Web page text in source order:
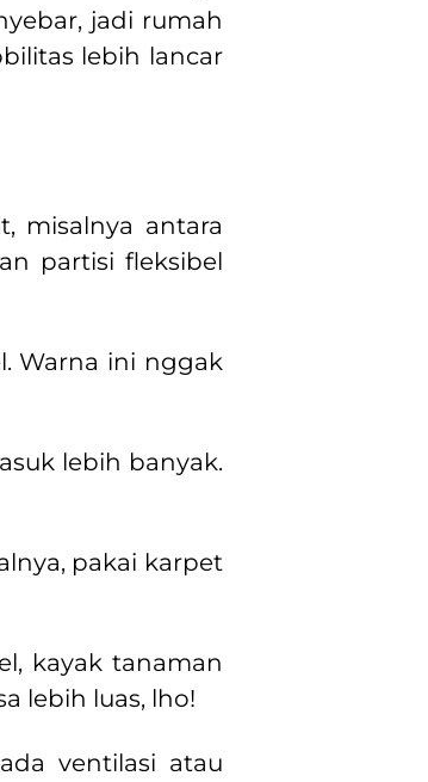
jadi rumah
lebih lancar
misalnya antara
partisi fleksibel
Warna ini nggak
lebih banyak.
pakai karpet
kayak tanaman
lebih luas, lho!
ventilasi atau